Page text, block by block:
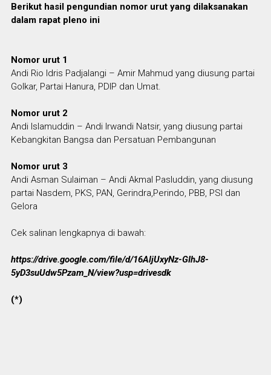
Berikut hasil pengundian nomor urut yang dilaksanakan
dalam rapat pleno ini
Nomor urut 1
Andi Rio Idris Padjalangi – Amir Mahmud yang diusung partai
Golkar, Partai Hanura, PDIP dan Umat.
Nomor urut 2
Andi Islamuddin – Andi Irwandi Natsir, yang diusung partai
Kebangkitan Bangsa dan Persatuan Pembangunan
Nomor urut 3
Andi Asman Sulaiman – Andi Akmal Pasluddin, yang diusung
partai Nasdem, PKS, PAN, Gerindra,Perindo, PBB, PSI dan
Gelora
Cek salinan lengkapnya di bawah:
https://drive.google.com/file/d/16AljUxyNz-GIhJ8-
5yD3suUdw5Pzam_N/view?usp=drivesdk
(*)